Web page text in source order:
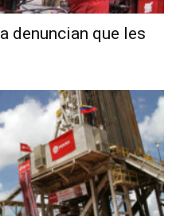
denuncian que les